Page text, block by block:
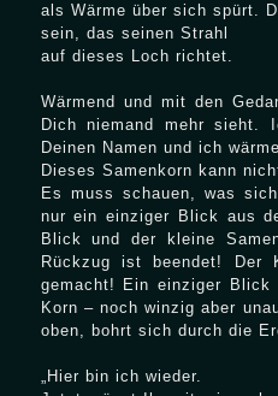
als Wärme über sich spürt.
sein, das seinen Strahl
auf dieses Loch richtet.
Wärmend und mit den
Dich niemand mehr sieht.
Deinen Namen und ich
Dieses Samenkorn kann
Es muss schauen, was
nur ein einziger Blick aus
Blick und der kleine
Rückzug ist beendet! Der
gemacht! Ein einziger
Korn – noch winzig aber
oben, bohrt sich durch die
„Hier bin ich wieder.